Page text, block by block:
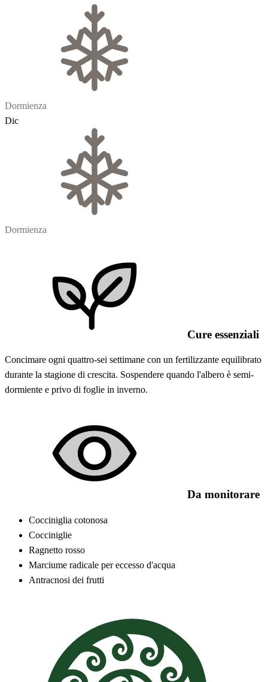
Dormienza
Dic
Dormienza
Cure essenziali
Concimare ogni quattro-sei settimane con un fertilizzante equilibrato
durante la stagione di crescita. Sospendere quando l'albero è semi-
dormiente e privo di foglie in inverno.
Da monitorare
Cocciniglia cotonosa
Cocciniglie
Ragnetto rosso
Marciume radicale per eccesso d'acqua
Antracnosi dei frutti